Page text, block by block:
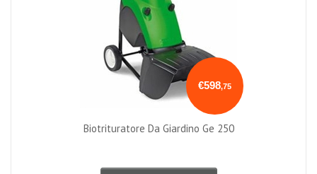
€598,75
Biotrituratore Da Giardino Ge 250